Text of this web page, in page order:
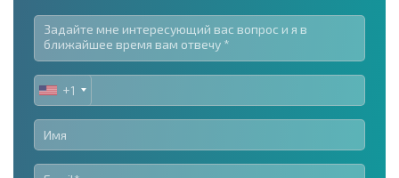
UNITED
STATES
+1
+1